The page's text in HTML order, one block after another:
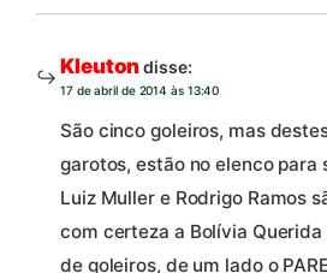
Kleutondisse:
17 de abril de 2014 às 13:40
São cinco goleiros, mas
garotos, estão no elenco para
Luiz Muller e Rodrigo Ramos
com certeza a Bolívia
de goleiros, de um lado o